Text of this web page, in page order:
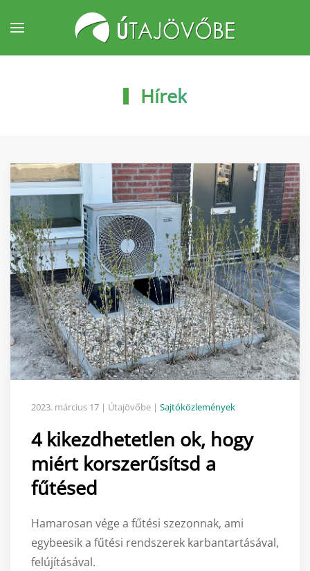
Fő tartalom átugrása
Hírek
2023. március 17 | Útajövőbe | Sajtóközlemények
4 kikezdhetetlen ok, hogy
miért korszerűsítsd a
fűtésed
Hamarosan vége a fűtési szezonnak, ami
egybeesik a fűtési rendszerek karbantartásával,
felújításával.